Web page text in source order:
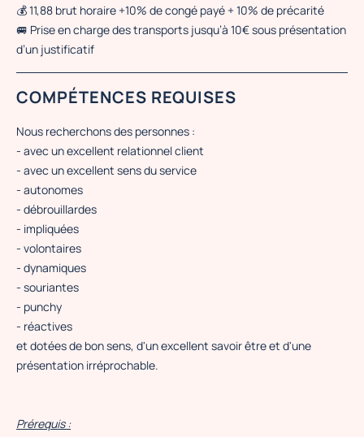
💰 11,88 brut horaire +10% de congé payé + 10% de précarité
🚐 Prise en charge des transports jusqu’à 10€ sous présentation
d’un justificatif
COMPÉTENCES REQUISES
Nous recherchons des personnes :
- avec un excellent relationnel client
- avec un excellent sens du service
- autonomes
- débrouillardes
- impliquées
- volontaires
- dynamiques
- souriantes
- punchy
- réactives
et dotées de bon sens, d'un excellent savoir être et d'une
présentation irréprochable.
Prérequis :